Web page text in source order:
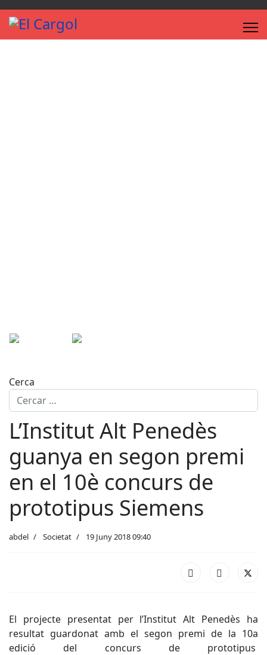
Cerca
L’Institut Alt Penedès
guanya en segon premi
en el 10è concurs de
prototipus Siemens
abdel Societat 19 Juny 2018 09:40
El projecte presentat per l’Institut Alt Penedès ha
resultat guardonat amb el segon premi de la 10a
edició del concurs de prototipus